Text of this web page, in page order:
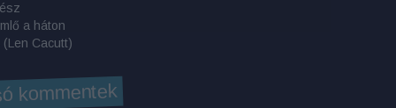
a háton
Cacutt)
kommentek